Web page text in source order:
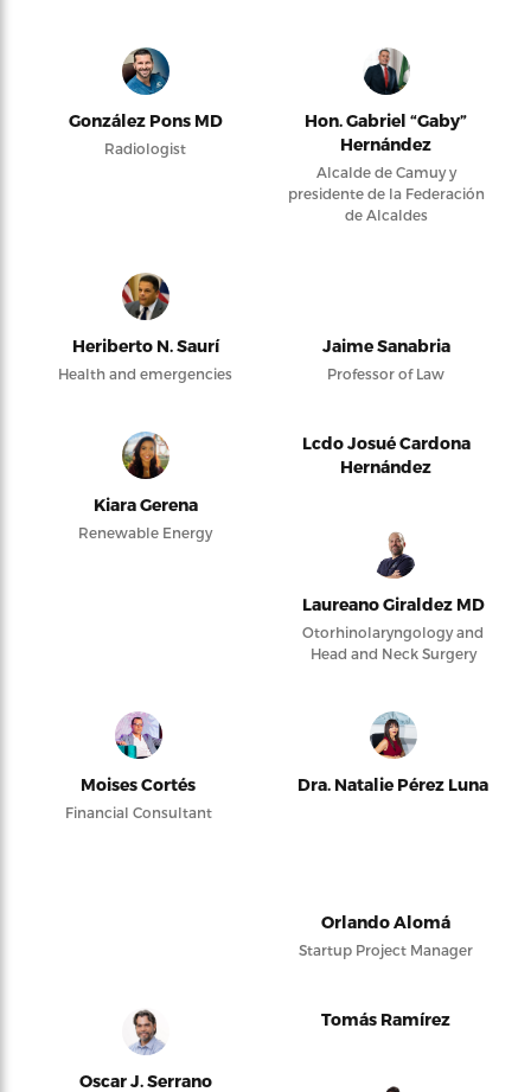
González Pons MD
Radiologist
Hon. Gabriel “Gaby”
Hernández
Alcalde de Camuy y
presidente de la Federación
de Alcaldes
Heriberto N. Saurí
Health and emergencies
Jaime Sanabria
Professor of Law
Kiara Gerena
Renewable Energy
Lcdo Josué Cardona
Hernández
Laureano Giraldez MD
Otorhinolaryngology and
Head and Neck Surgery
Moises Cortés
Financial Consultant
Dra. Natalie Pérez Luna
Orlando Alomá
Startup Project Manager
Oscar J. Serrano
Tomás Ramírez